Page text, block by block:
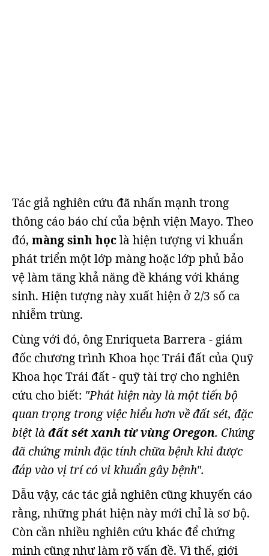
Tác giả nghiên cứu đã nhấn mạnh trong
thông cáo báo chí của bệnh viện Mayo. Theo
đó, màng sinh họclà hiện tượng vi khuẩn
phát triển một lớp màng hoặc lớp phủ bảo
vệ làm tăng khả năng đề kháng với kháng
sinh. Hiện tượng này xuất hiện ở 2/3 số ca
nhiễm trùng.
Cùng với đó, ông Enriqueta Barrera - giám
đốc chương trình Khoa học Trái đất của Quỹ
Khoa học Trái đất - quỹ tài trợ cho nghiên
cứu cho biết: "Phát hiện này là một tiến bộ
quan trọng trong việc hiểu hơn về đất sét, đặc
biệt làđất sét xanh từ vùng Oregon. Chúng
đã chứng minh đặc tính chữa bệnh khi được
đắp vào vị trí có vi khuẩn gây bệnh".
Dẫu vậy, các tác giả nghiên cũng khuyến cáo
rằng, những phát hiện này mới chỉ là sơ bộ.
Còn cần nhiều nghiên cứu khác để chứng
minh cũng như làm rõ vấn đề. Vì thế, giới